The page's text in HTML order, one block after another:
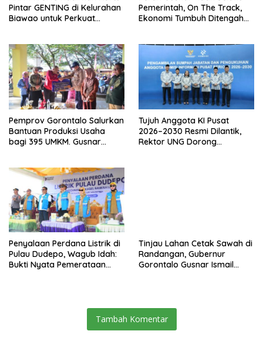
Pintar GENTING di Kelurahan
Biawao untuk Perkuat
Pemerintah, On The Track,
Ekonomi Tumbuh Ditengah
Pemprov Gorontalo Salurkan
Bantuan Produksi Usaha
bagi 395 UMKM. Gusnar
Bukan Konsumsi
Tujuh Anggota KI Pusat
2026–2030 Resmi Dilantik,
Rektor UNG Dorong
Penyalaan Perdana Listrik di
Pulau Dudepo, Wagub Idah:
Bukti Nyata Pemerataan
Tinjau Lahan Cetak Sawah di
Randangan, Gubernur
Gorontalo Gusnar Ismail
Tambah Komentar